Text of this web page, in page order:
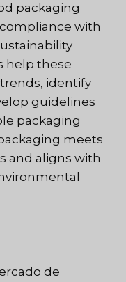
packaging
with
help these
identify
guidelines
packaging
meets
and aligns with
de